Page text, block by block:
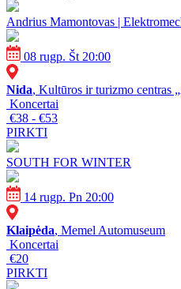
Andrius Mamontovas |
08 rugp. Št 20:00
Nida, Kultūros ir turizmo centras
Koncertai
€38 - €53
PIRKTI
SOUTH FOR WINTER
14 rugp. Pn 20:00
Klaipėda, Memel Automuseum
Koncertai
€20
PIRKTI